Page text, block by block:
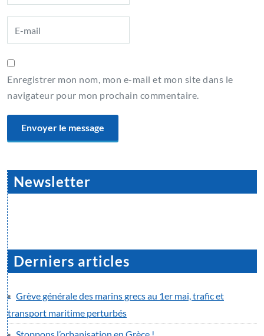
Enregistrer mon nom, mon e-mail et mon site dans le
navigateur pour mon prochain commentaire.
Newsletter
Derniers articles
Grève générale des marins grecs au 1er mai, trafic et
transport maritime perturbés